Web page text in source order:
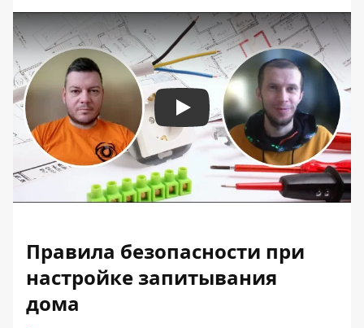
Play
Правила безопасности при
настройке запитывания
дома